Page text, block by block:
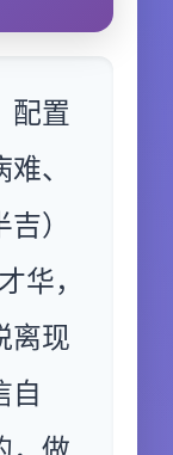
配置
、
）
华，
离现
自